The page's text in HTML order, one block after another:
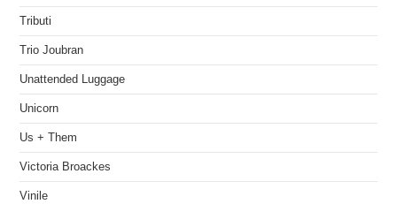
Tributi
Trio Joubran
Unattended Luggage
Unicorn
Us + Them
Victoria Broackes
Vinile